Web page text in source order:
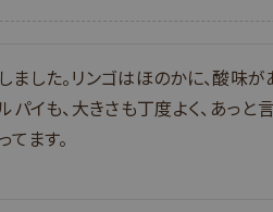
した。リンゴはほのかに、酸味が
パイも、大きさも丁度よく、あっと
ます。